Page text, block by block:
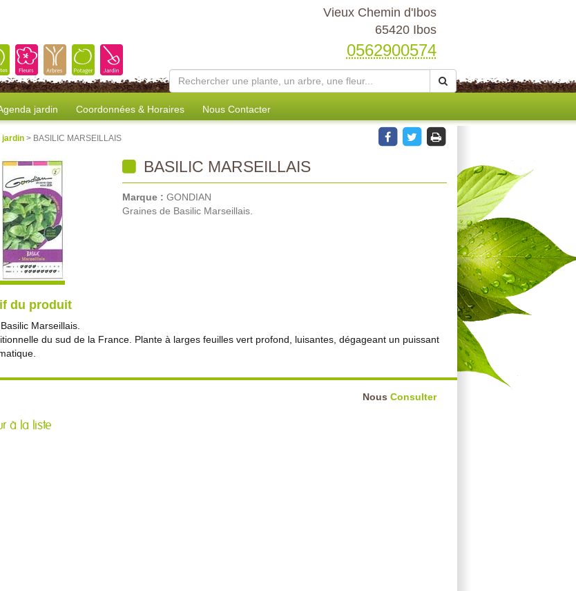
Vieux Chemin d'Ibos
65420 Ibos
0562900574
jardin Coordonnées & Horaires Nous Contacter
jardin > BASILIC MARSEILLAIS
BASILIC MARSEILLAIS
Marque : GONDIAN
Graines de Basilic Marseillais.
du produit
Marseillais.
du sud de la France. Plante à larges feuilles vert profond, luisantes, dégageant un puissant
Nous Consulter
à la liste